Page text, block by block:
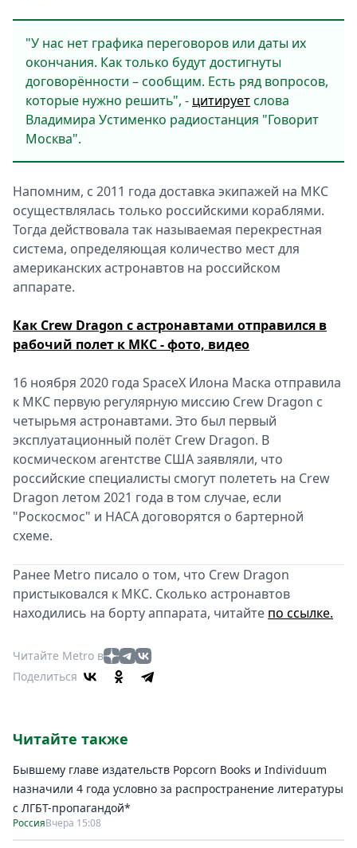
"У нас нет графика переговоров или даты их
окончания. Как только будут достигнуты
договорённости – сообщим. Есть ряд вопросов,
которые нужно решить", - цитируетслова
Владимира Устименко радиостанция "Говорит
Москва".
Напомним, с 2011 года доставка экипажей на МКС
осуществлялась только российскими кораблями.
Тогда действовала так называемая перекрестная
система, определяющая количество мест для
американских астронавтов на российском
аппарате.
Как Crew Dragon с астронавтами отправился в
рабочий полет к МКС - фото, видео
16 ноября 2020 года SpaceX Илона Маска отправила
к МКС первую регулярную миссию Crew Dragon с
четырьмя астронавтами. Это был первый
эксплуатационный полёт Crew Dragon. В
космическом агентстве США заявляли, что
российские специалисты смогут полететь на Crew
Dragon летом 2021 года в том случае, если
"Роскосмос" и НАСА договорятся о бартерной
схеме.
Ранее Metro писало о том, что Crew Dragon
пристыковался к МКС. Сколько астронавтов
находились на борту аппарата, читайте по ссылке.
Читайте Metro в
Поделиться
Читайте также
Бывшему главе издательств Popcorn Books и Individuum
назначили 4 года условно за распространение литературы
с ЛГБТ-пропагандой*
РоссияВчера 15:08